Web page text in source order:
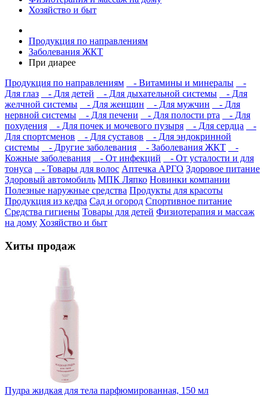
Хозяйство и быт
Продукция по направлениям
Заболевания ЖКТ
При диарее
Продукция по направлениям
- Витамины и минералы
-
Для глаз
- Для детей - Для дыхательной системы
- Для
желчной системы
- Для женщин - Для мужчин
- Для
нервной системы
- Для печени - Для полости рта
- Для
похудения
- Для почек и мочевого пузыря - Для сердца
-
Для спортсменов
- Для суставов
- Для эндокринной
системы
- Другие заболевания - Заболевания ЖКТ
-
Кожные заболевания
- От инфекций
- От усталости и для
тонуса
- Товары для волос Аптечка АРГО Здоровое питание
Здоровый автомобиль МПК Ляпко Новинки компании
Полезные наружные средства Продукты для красоты
Продукция из кедра Сад и огород Спортивное питание
Средства гигиены Товары для детей Физиотерапия и массаж
на дому Хозяйство и быт
Хиты продаж
Пудра жидкая для тела парфюмированная, 150 мл